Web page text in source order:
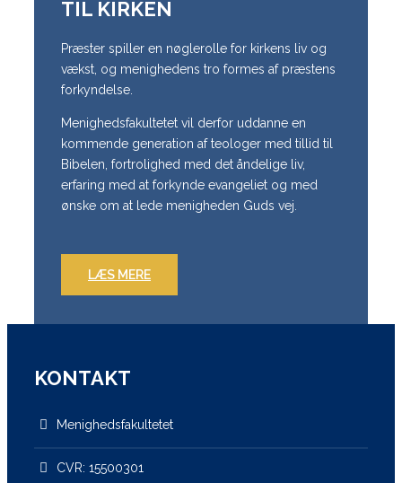
TIL KIRKEN
Præster spiller en nøglerolle for kirkens liv og
vækst, og menighedens tro formes af præstens
forkyndelse.
Menighedsfakultetet vil derfor uddanne en
kommende generation af teologer med tillid til
Bibelen, fortrolighed med det åndelige liv,
erfaring med at forkynde evangeliet og med
ønske om at lede menigheden Guds vej.
LÆS MERE
KONTAKT
Menighedsfakultetet
CVR: 15500301